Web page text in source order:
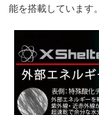
能を搭載しています。